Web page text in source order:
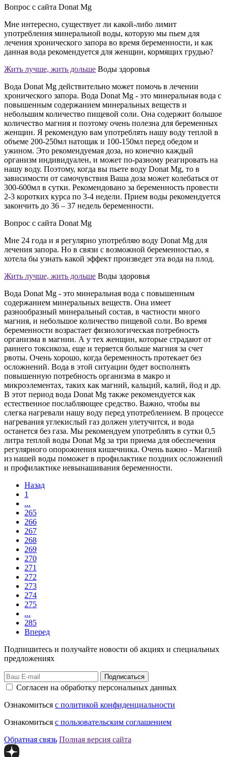
Вопрос с сайта Donat Mg
Мне интересно, существует ли какой-либо лимит
употребления минеральной воды, которую мы пьем для
лечения хронического запора во время беременности, и как
данная вода рекомендуется для женщин, кормящих грудью?
Жить лучше, жить дольше Воды здоровья
Вода Donat Mg действительно может помочь в лечении
хронического запора. Вода Donat Mg - это минеральная вода с
повышенным содержанием минеральных веществ и
небольшим количество пищевой соли. Она содержит большое
количество магния и поэтому очень полезна для беременных
женщин. Я рекомендую вам употреблять нашу воду теплой в
объеме 200-250мл натощак и 100-150мл перед обедом и
ужином. Это рекомендуемая доза, но конечно каждый
организм индивидуален, и может по-разному реагировать на
нашу воду. Поэтому, когда вы пьете воду Donat Mg, то в
зависимости от самочувствия Ваша доза может колебаться от
300-600мл в сутки. Рекомендовано за беременность провести
2-3 коротких курса по 3-4 недели. Прием воды рекомендуется
закончить до 36 – 37 недель беременности.
Вопрос с сайта Donat Mg
Мне 24 года и я регулярно употребляю воду Donat Mg для
лечения запора. Но в связи с возможной беременностью, я
хотела бы узнать какой эффект произведет эта вода на плод.
Жить лучше, жить дольше Воды здоровья
Вода Donat Mg - это минеральная вода с повышенным
содержанием минеральных веществ. Она имеет
разнообразный минеральный состав, в частности много
магния, и небольшое количество пищевой соли. Во время
беременности возрастает физиологическая потребность
организма в магнии. А у тех женщин, которые страдают от
раннего токсикоза, еще и теряется больше магния за счет
рвоты. Очень хорошо, когда беременность протекает без
осложнений. Вода в этой ситуации будет восполнять
повышенную потребность организма в макро и
микроэлементах, таких как магний, кальций, калий, йод и др.
В этот период вода Donat Mg также рекомендуется как
естественное послабляющее средство. Важно, чтобы вы
слегка нагревали нашу воду перед употреблением. В процессе
нагревания углекислый газ должен улетучится, и вода
останется без газа. Мы рекомендуем употреблять в сутки 0,5
литра теплой воды Donat Mg за три приема для обеспечения
регулярного опорожнения кишечника. Очень важно - Магний
из нашей воды поможет в профилактике поздних осложнений
и профилактике невынашивания беременности.
Назад
1
...
265
266
267
268
269
270
271
272
273
274
275
...
285
Вперед
Подпишитесь и получайте новости об акциях и специальных
предложениях
Подписаться
Согласен на обработку персональных данных
Ознакомиться с политикой конфиденциальности
Ознакомиться с пользовательским соглашением
Обратная связь Полная версия сайта